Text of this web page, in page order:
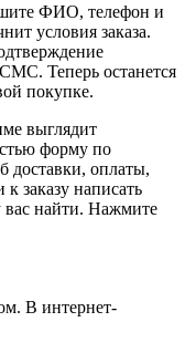
ФИО, телефон и
условия заказа.
Теперь останется
покупке.
выглядит
форму по
доставки, оплаты,
заказу написать
вас найти. Нажмите
В интернет-